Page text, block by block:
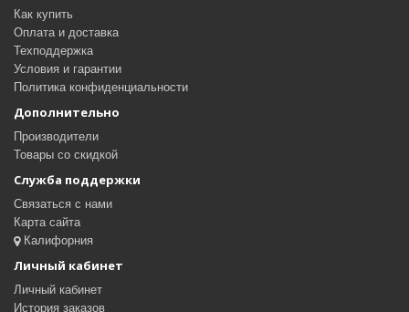
Как купить
Оплата и доставка
Техподдержка
Условия и гарантии
Политика конфиденциальности
Дополнительно
Производители
Товары со скидкой
Служба поддержки
Связаться с нами
Карта сайта
Калифорния
Личный кабинет
Личный кабинет
История заказов